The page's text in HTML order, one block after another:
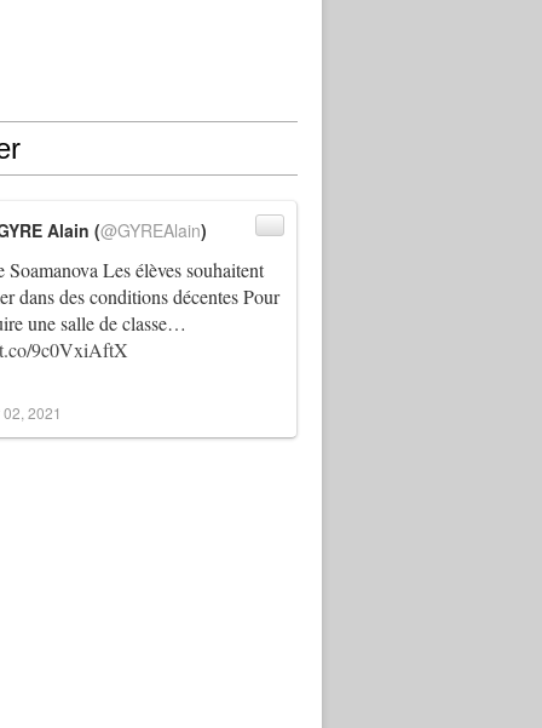
Soamanova Les élèves souhaitent
dans des conditions décentes Pour
une salle de classe…
9c0VxiAftX
Alain (@GYREAlain)
2021